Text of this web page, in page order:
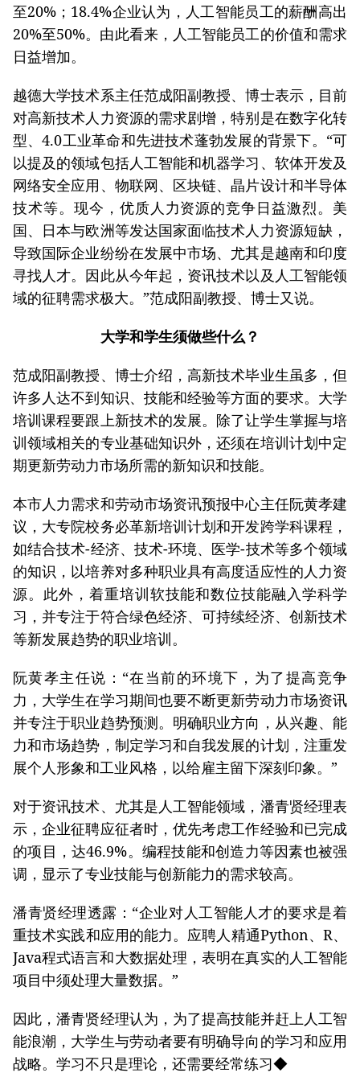
至20%；18.4%企业认为，人工智能员工的薪酬高出
20%至50%。由此看来，人工智能员工的价值和需求
日益增加。
越德大学技术系主任范成阳副教授、博士表示，目前
对高新技术人力资源的需求剧增，特别是在数字化转
型、4.0工业革命和先进技术蓬勃发展的背景下。“可
以提及的领域包括人工智能和机器学习、软体开发及
网络安全应用、物联网、区块链、晶片设计和半导体
技术等。现今，优质人力资源的竞争日益激烈。美
国、日本与欧洲等发达国家面临技术人力资源短缺，
导致国际企业纷纷在发展中市场、尤其是越南和印度
寻找人才。因此从今年起，资讯技术以及人工智能领
域的征聘需求极大。”范成阳副教授、博士又说。
大学和学生须做些什么？
范成阳副教授、博士介绍，高新技术毕业生虽多，但
许多人达不到知识、技能和经验等方面的要求。大学
培训课程要跟上新技术的发展。除了让学生掌握与培
训领域相关的专业基础知识外，还须在培训计划中定
期更新劳动力市场所需的新知识和技能。
本市人力需求和劳动市场资讯预报中心主任阮黄孝建
议，大专院校务必革新培训计划和开发跨学科课程，
如结合技术-经济、技术-环境、医学-技术等多个领域
的知识，以培养对多种职业具有高度适应性的人力资
源。此外，着重培训软技能和数位技能融入学科学
习，并专注于符合绿色经济、可持续经济、创新技术
等新发展趋势的职业培训。
阮黄孝主任说：“在当前的环境下，为了提高竞争
力，大学生在学习期间也要不断更新劳动力市场资讯
并专注于职业趋势预测。明确职业方向，从兴趣、能
力和市场趋势，制定学习和自我发展的计划，注重发
展个人形象和工业风格，以给雇主留下深刻印象。”
对于资讯技术、尤其是人工智能领域，潘青贤经理表
示，企业征聘应征者时，优先考虑工作经验和已完成
的项目，达46.9%。编程技能和创造力等因素也被强
调，显示了专业技能与创新能力的需求较高。
潘青贤经理透露：“企业对人工智能人才的要求是着
重技术实践和应用的能力。应聘人精通Python、R、
Java程式语言和大数据处理，表明在真实的人工智能
项目中须处理大量数据。”
因此，潘青贤经理认为，为了提高技能并赶上人工智
能浪潮，大学生与劳动者要有明确导向的学习和应用
战略。学习不只是理论，还需要经常练习◆